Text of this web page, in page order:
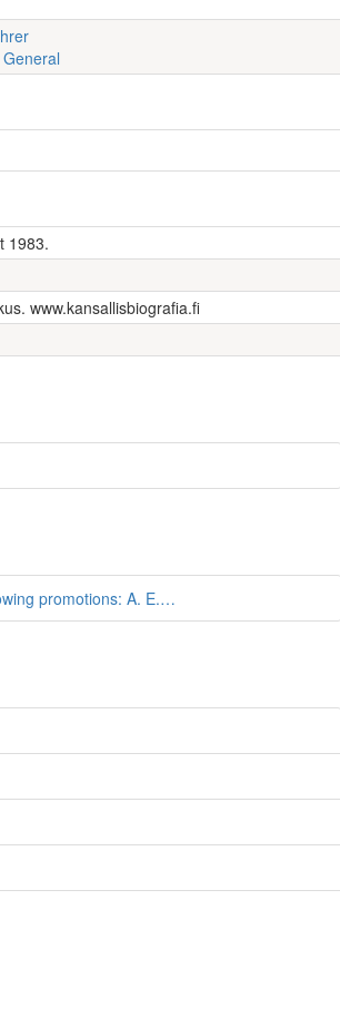
General
1983.
www.kansallisbiografia.fi
promotions: A. E.…